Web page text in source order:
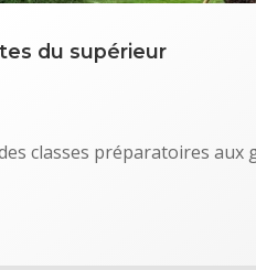
du supérieur
classes préparatoires aux